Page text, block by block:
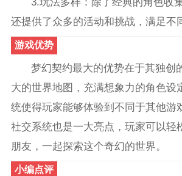
还提供了众多的活动和挑战，满足不
游戏优势
梦幻契约最大的优势在于其独创
大的世界地图，充满想象力的角色设
统使得玩家能够体验到不同于其他游
社交系统也是一大亮点，玩家可以轻
朋友，一起探索这个奇幻的世界。
小编点评